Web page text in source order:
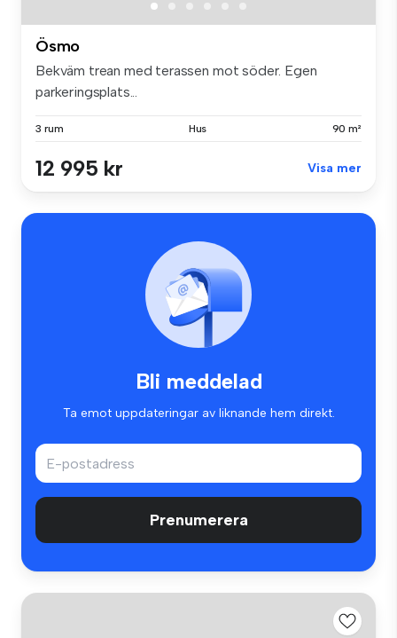
Ösmo
Bekväm trean med terassen mot söder. Egen
parkeringsplats...
3 rum Hus 90 m²
12 995 kr Visa mer
Bli meddelad
Ta emot uppdateringar av liknande hem direkt.
Prenumerera